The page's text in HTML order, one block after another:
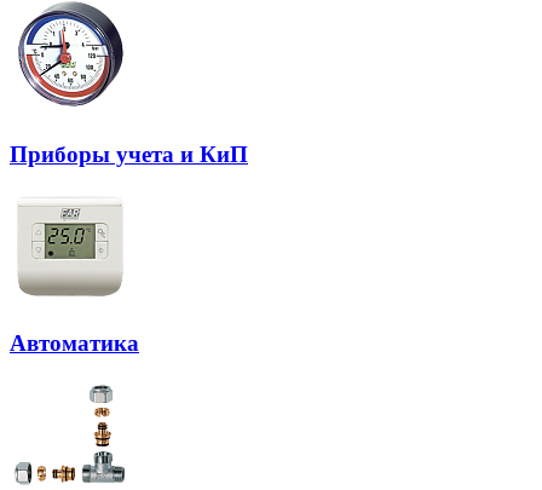
Приборы учета и КиП
Автоматика